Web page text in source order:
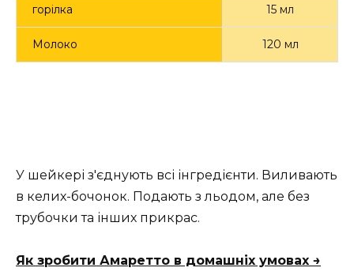
горілка 15 мл
Молоко 120 мл
У шейкері з'єднують всі інгредієнти. Виливають
в келих-бочонок. Подають з льодом, але без
трубочки та інших прикрас.
Як зробити Амаретто в домашніх умовах →